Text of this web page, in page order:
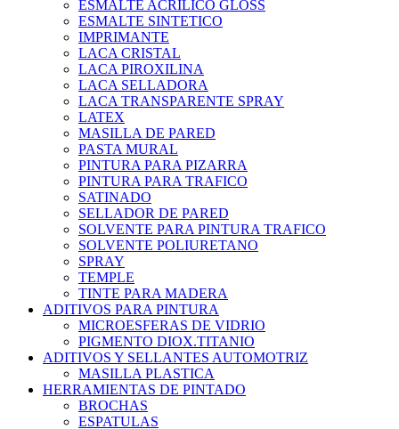
ESMALTE ACRILICO GLOSS
ESMALTE SINTETICO
IMPRIMANTE
LACA CRISTAL
LACA PIROXILINA
LACA SELLADORA
LACA TRANSPARENTE SPRAY
LATEX
MASILLA DE PARED
PASTA MURAL
PINTURA PARA PIZARRA
PINTURA PARA TRAFICO
SATINADO
SELLADOR DE PARED
SOLVENTE PARA PINTURA TRAFICO
SOLVENTE POLIURETANO
SPRAY
TEMPLE
TINTE PARA MADERA
ADITIVOS PARA PINTURA
MICROESFERAS DE VIDRIO
PIGMENTO DIOX.TITANIO
ADITIVOS Y SELLANTES AUTOMOTRIZ
MASILLA PLASTICA
HERRAMIENTAS DE PINTADO
BROCHAS
ESPATULAS